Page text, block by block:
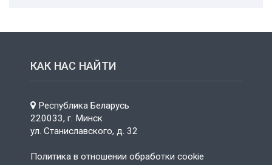
КАК НАС НАЙТИ
Республика Беларусь
220033, г. Минск
ул. Станиславского, д. 32
Политика в отношении обработки cookie